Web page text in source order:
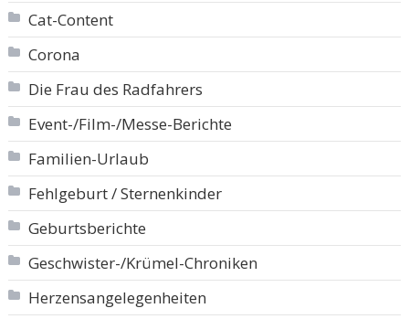
Cat-Content
Corona
Die Frau des Radfahrers
Event-/Film-/Messe-Berichte
Familien-Urlaub
Fehlgeburt / Sternenkinder
Geburtsberichte
Geschwister-/Krümel-Chroniken
Herzensangelegenheiten